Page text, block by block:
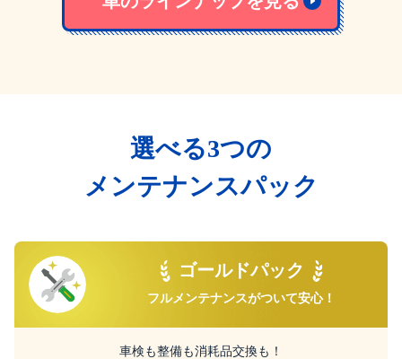
選べる3つの
メンテナンスパック
ゴールドパック
フルメンテナンスがついて安心！
車検も整備も消耗品交換も！